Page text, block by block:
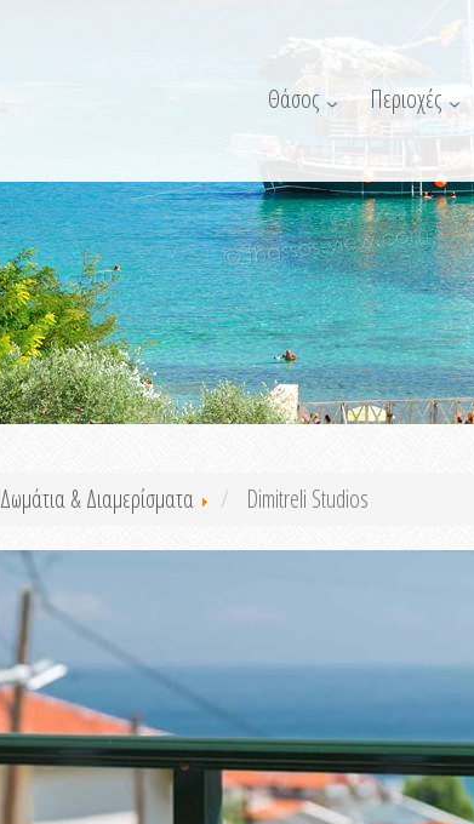
Θάσος Περιοχές
Δωμάτια & Διαμερίσματα Dimitreli Studios